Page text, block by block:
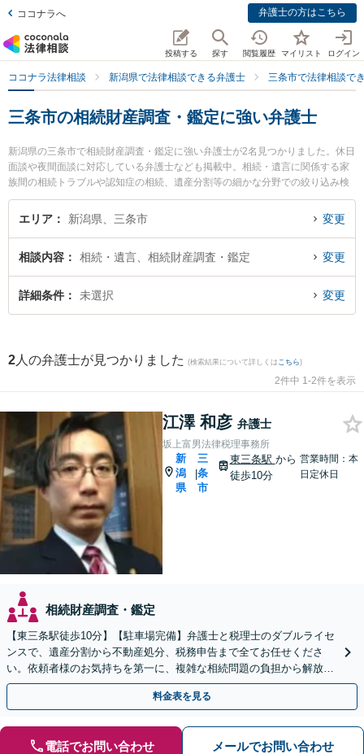
ココナラへ 弁護士の方はこちら
投稿する 探す 閲覧履歴 マイリスト ログイン
ココナラ法律相談 新潟県で法律相談できる弁護士 三条市で法律相談で
三条市の相続財産調査・鑑定に強い弁護士
新潟県の三条市で相続財産調査・鑑定に強い弁護士が2名見つかりました。休日
面談や夜間面談に対応している弁護士なども掲載中。相続・遺言に関係する家
族間の相続トラブルや認知症の相続、遺産分割等の細かな分野での絞り込み検
索もでき便利です。特に坂上富男法律税理事務所の江澤 和彦弁護士や弁護士法
人一新総合法律事務所 燕三条事務所の海津 諭弁護士のプロフィール情報や弁護
鑑定のトラブル解決の実績豊富な近くの弁護士を検索したい』『初回相談無料
で相続財産調査・鑑定を法律相談できる三条市内の弁護士に相談予約したい』
などでお困りの相談者さんにおすすめです。
エリア 新潟県、三条市 変更
相談内容 相続・遺言、相続財産調査・鑑定 変更
詳細条件 未選択 変更
2 人の弁護士が見つかりました (検索結果について詳しくは こちら)
2件中 1-2件を表示
江澤 和彦 弁護士
坂上富男法律税理事務所
新
潟
県
|
三
条
市
東三条駅 から
徒歩10分
営業時間：本
日定休日
相続財産調査・鑑定
【東三条駅徒歩10分】【駐車場完備】弁護士と税理士のダブルライセ
ンスで、遺産分割から不動産処分、税務申告まで全てお任せくださ
い。依頼者様のお気持ちを第一に、複雑な相続問題の負担から解放さ
れ、心からの笑顔を取り戻せるよう尽力します。
料金表を見る
電話でお問い合わせ メールでお問い合わせ